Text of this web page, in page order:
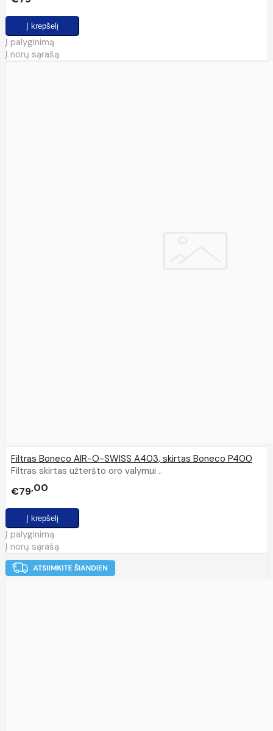
Į palyginimą
Į norų sąrašą
Filtras Boneco AIR-O-SWISS A403, skirtas Boneco P400
Filtras skirtas užteršto oro valymui ..
€79 00
Į palyginimą
Į norų sąrašą